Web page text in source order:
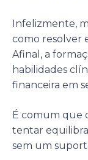
Infelizmente,
como resolver
Afinal, a
habilidades
financeira em
É comum que
tentar
sem um